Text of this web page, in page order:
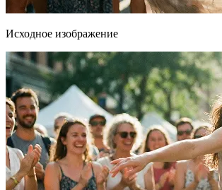
Исходное изображение